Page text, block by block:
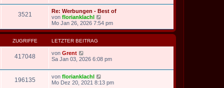
s
t
e
r
B
e
t
r
3521
Re: Werbungen - Best of
von florianklachl
e
u
e
t
r
e
t
Mo Jan 26, 2026 7:54 pm
ZUGRIFFE LETZTER BEITRAG
417048 von Grent
Sa Jan 03, 2026 6:08 pm
196135 von florianklachl
Mo Dez 20, 2021 8:13 pm